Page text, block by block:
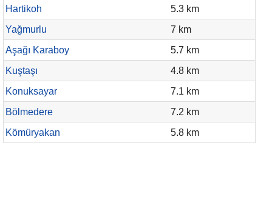
Hartikoh
5.3 km
Yağmurlu
7 km
Aşağı Karaboy
5.7 km
Kuştaşı
4.8 km
Konuksayar
7.1 km
Bölmedere
7.2 km
Kömüryakan
5.8 km